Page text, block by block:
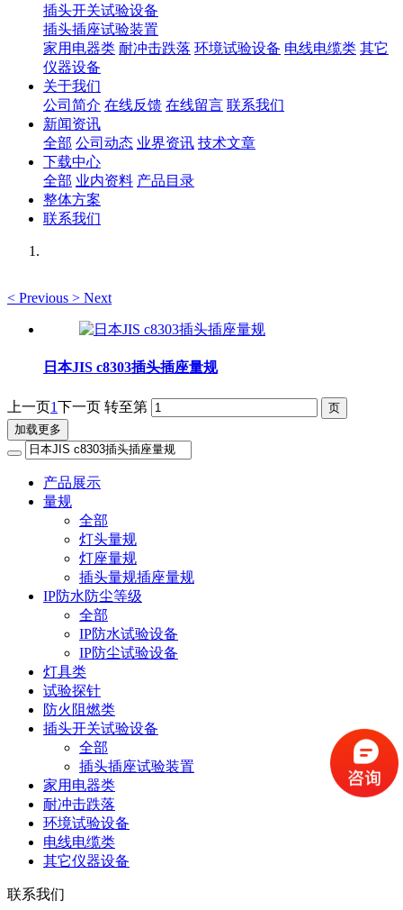
插头开关试验设备
插头插座试验装置
家用电器类 耐冲击跌落 环境试验设备 电线电缆类 其它
仪器设备
关于我们
公司简介 在线反馈 在线留言 联系我们
新闻资讯
全部 公司动态 业界资讯 技术文章
下载中心
全部 业内资料 产品目录
整体方案
联系我们
< Previous > Next
日本JIS c8303插头插座量规
上一页1下一页 转至第
加载更多
产品展示
量规
全部
灯头量规
灯座量规
插头量规插座量规
IP防水防尘等级
全部
IP防水试验设备
IP防尘试验设备
灯具类
试验探针
防火阻燃类
插头开关试验设备
全部
插头插座试验装置
家用电器类
耐冲击跌落
环境试验设备
电线电缆类
其它仪器设备
联系我们